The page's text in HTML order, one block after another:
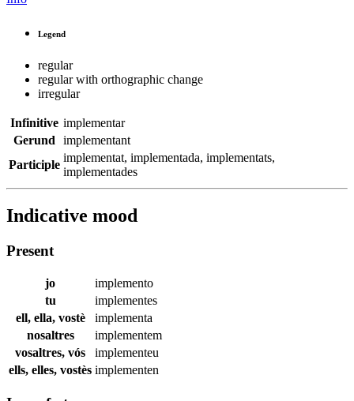
Legend
regular
regular with orthographic change
irregular
Infinitive implementar
Gerund
implementant
Participle
implementat, implementada, implementats,
implementades
Indicative mood
Present
jo
implemento
tu
implementes
ell, ella, vostè
implementa
nosaltres
implementem
vosaltres, vós
implementeu
ells, elles, vostès implementen